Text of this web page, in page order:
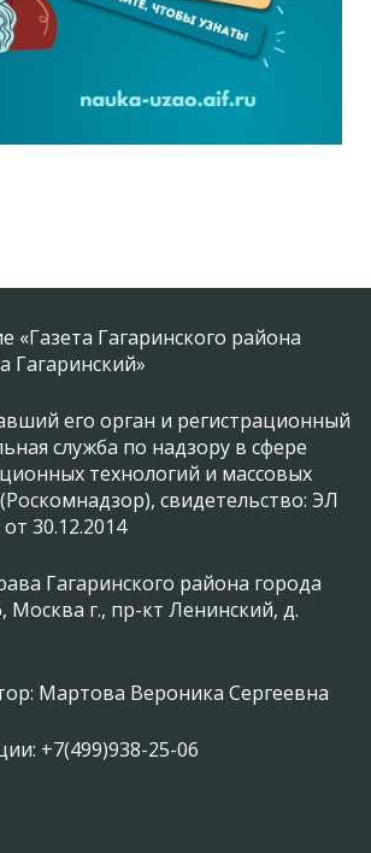
«Газета Гагаринского района
Гагаринский»
его орган и регистрационный
служба по надзору в сфере
технологий и массовых
свидетельство: ЭЛ
30.12.2014
Гагаринского района города
Москва г., пр-кт Ленинский, д.
Мартова Вероника Сергеевна
+7(499)938-25-06